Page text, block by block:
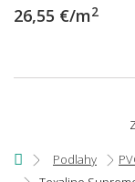
26,55 €/m2
Podlahy